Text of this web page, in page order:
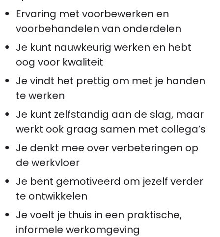
Ervaring met voorbewerken en
voorbehandelen van onderdelen
Je kunt nauwkeurig werken en hebt
oog voor kwaliteit
Je vindt het prettig om met je handen
te werken
Je kunt zelfstandig aan de slag, maar
werkt ook graag samen met collega’s
Je denkt mee over verbeteringen op
de werkvloer
Je bent gemotiveerd om jezelf verder
te ontwikkelen
Je voelt je thuis in een praktische,
informele werkomgeving